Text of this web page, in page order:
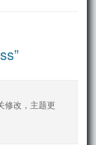
修改，主题更